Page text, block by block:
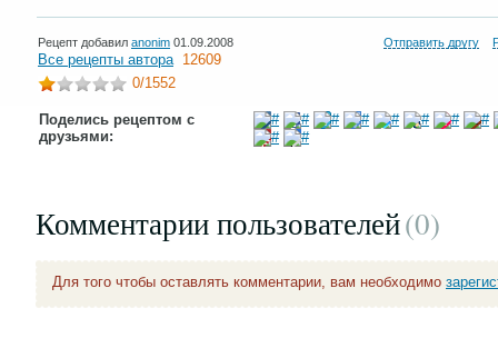
Рецепт добавил anonim 01.09.2008 Отправить другу
Все рецепты автора 12609
0/1552
Поделись рецептом с
друзьями:
Комментарии пользователей(0)
Для того чтобы оставлять комментарии, вам необходимо